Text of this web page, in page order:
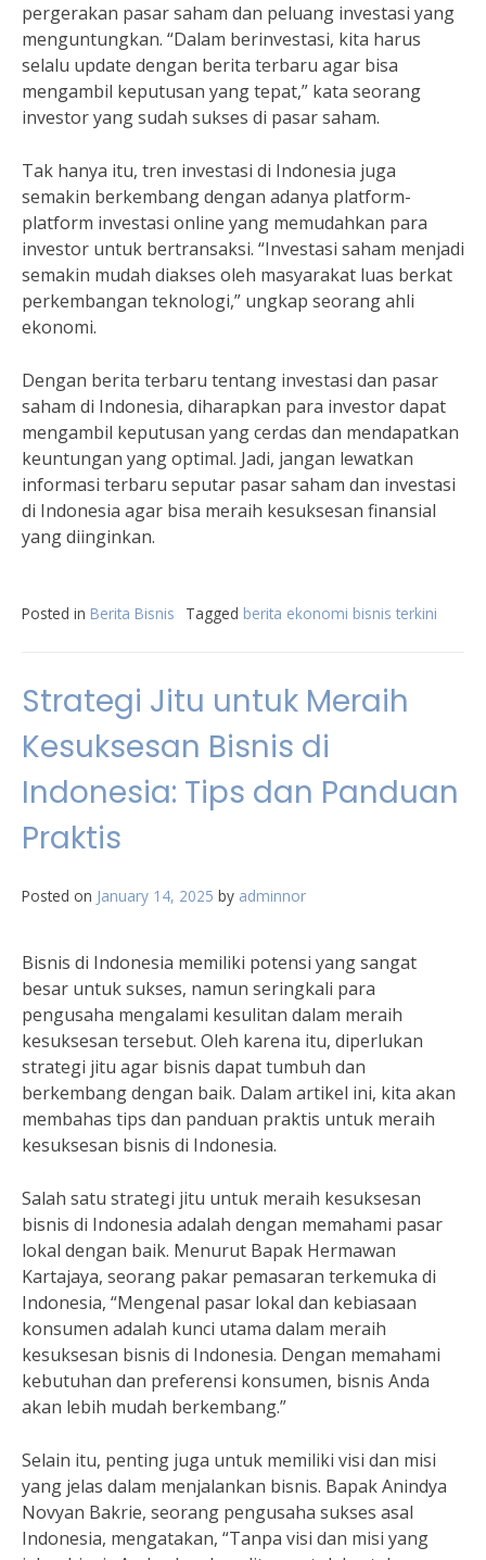
pergerakan pasar saham dan peluang investasi yang
menguntungkan. “Dalam berinvestasi, kita harus
selalu update dengan berita terbaru agar bisa
mengambil keputusan yang tepat,” kata seorang
investor yang sudah sukses di pasar saham.
Tak hanya itu, tren investasi di Indonesia juga
semakin berkembang dengan adanya platform-
platform investasi online yang memudahkan para
investor untuk bertransaksi. “Investasi saham menjadi
semakin mudah diakses oleh masyarakat luas berkat
perkembangan teknologi,” ungkap seorang ahli
ekonomi.
Dengan berita terbaru tentang investasi dan pasar
saham di Indonesia, diharapkan para investor dapat
mengambil keputusan yang cerdas dan mendapatkan
keuntungan yang optimal. Jadi, jangan lewatkan
informasi terbaru seputar pasar saham dan investasi
di Indonesia agar bisa meraih kesuksesan finansial
yang diinginkan.
Posted in Berita Bisnis Tagged berita ekonomi bisnis terkini
Strategi Jitu untuk Meraih
Kesuksesan Bisnis di
Indonesia: Tips dan Panduan
Praktis
Posted on January 14, 2025 by adminnor
Bisnis di Indonesia memiliki potensi yang sangat
besar untuk sukses, namun seringkali para
pengusaha mengalami kesulitan dalam meraih
kesuksesan tersebut. Oleh karena itu, diperlukan
strategi jitu agar bisnis dapat tumbuh dan
berkembang dengan baik. Dalam artikel ini, kita akan
membahas tips dan panduan praktis untuk meraih
kesuksesan bisnis di Indonesia.
Salah satu strategi jitu untuk meraih kesuksesan
bisnis di Indonesia adalah dengan memahami pasar
lokal dengan baik. Menurut Bapak Hermawan
Kartajaya, seorang pakar pemasaran terkemuka di
Indonesia, “Mengenal pasar lokal dan kebiasaan
konsumen adalah kunci utama dalam meraih
kesuksesan bisnis di Indonesia. Dengan memahami
kebutuhan dan preferensi konsumen, bisnis Anda
akan lebih mudah berkembang.”
Selain itu, penting juga untuk memiliki visi dan misi
yang jelas dalam menjalankan bisnis. Bapak Anindya
Novyan Bakrie, seorang pengusaha sukses asal
Indonesia, mengatakan, “Tanpa visi dan misi yang